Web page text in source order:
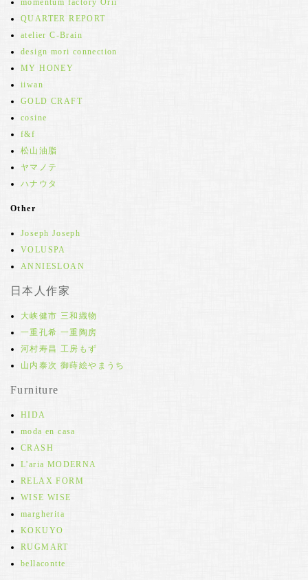
momentum factory Orii
QUARTER REPORT
atelier C-Brain
design mori connection
MY HONEY
iiwan
GOLD CRAFT
cosine
f&f
松山油脂
ヤマノテ
ハナウタ
Other
Joseph Joseph
VOLUSPA
ANNIESLOAN
日本人作家
大峡健市 三和織物
一重孔希 一重陶房
河村寿昌 工房もず
山内泰次 御蒔絵やまうち
Furniture
HIDA
moda en casa
CRASH
L'aria MODERNA
RELAX FORM
WISE WISE
margherita
KOKUYO
RUGMART
bellacontte